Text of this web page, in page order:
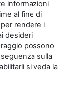
informazioni
al fine di
per rendere i
desideri
possono
sulla
si veda la